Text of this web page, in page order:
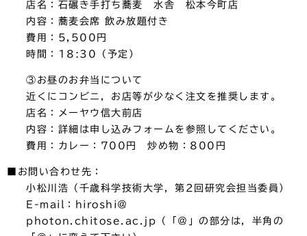
店名：石碾き手打ち蕎麦 水舎 松本今町店
内容：蕎麦会席 飲み放題付き
費用：5,500円
時間：18:30（予定）
③お昼のお弁当について
近くにコンビニ，お店等が少なく注文を推奨します。
店名：メーヤウ信大前店
内容：詳細は申し込みフォームを参照してください。
費用：カレー：700円 炒め物：800円
■お問い合わせ先：
小松川浩（千歳科学技術大学，第2回研究会担当委員）
E-mail：hiroshi＠
photon.chitose.ac.jp（「＠」の部分は，半角の